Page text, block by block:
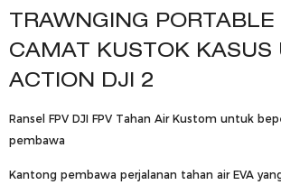
TRAWNGING
CAMAT KUSTOK KASUS
ACTION DJI 2
Ransel FPV DJI FPV Tahan Air Kustom untuk
pembawa
Kantong pembawa perjalanan tahan air EVA